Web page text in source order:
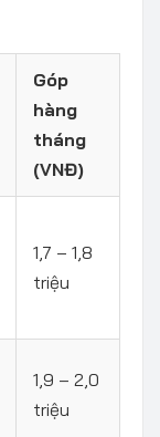
Góp
hàng
tháng
(VNĐ)
1,7 – 1,8
triệu
1,9 – 2,0
triệu